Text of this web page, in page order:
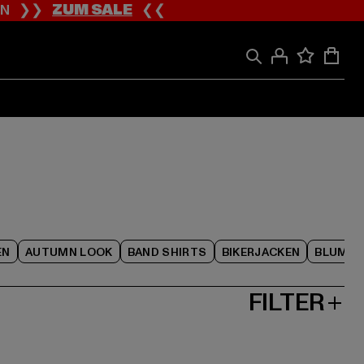
❯❯ZUM SALE❮❮
AUTUMN LOOK BAND SHIRTS BIKERJACKEN
FILTER